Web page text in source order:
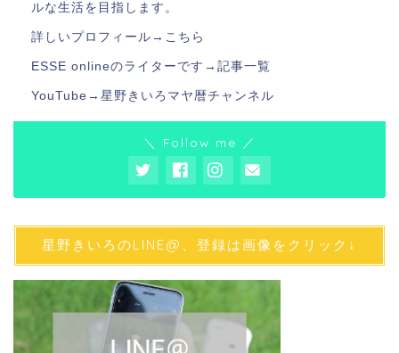
ルな生活を目指します。
詳しいプロフィール→ こちら
ESSE onlineのライターです→ 記事一覧
YouTube→ 星野きいろマヤ暦チャンネル
＼ Follow me ／
星野きいろのLINE@、登録は画像をクリック↓